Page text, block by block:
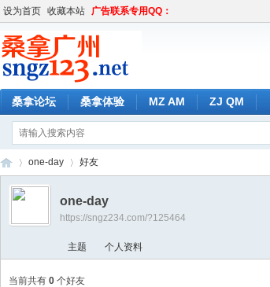
设为首页 收藏本站 广告联系专用QQ：
桑拿论坛 桑拿体验 MZ AM ZJ QM
›
one-day 好友
one-day
https://sngz234.com/?125464
主题 个人资料
当前共有 0 个好友